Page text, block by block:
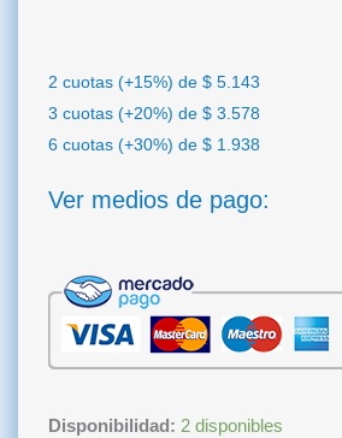
2 cuotas (+15%) de $ 5.143
3 cuotas (+20%) de $ 3.578
6 cuotas (+30%) de $ 1.938
Ver medios de pago:
Disponibilidad: 2 disponibles
Detector